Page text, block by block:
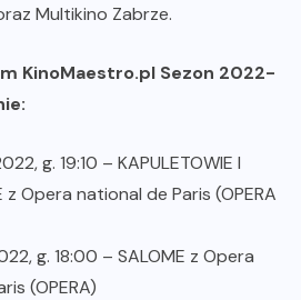
Multikino Zabrze.
KinoMaestro.pl Sezon 2022-
g. 19:10 – KAPULETOWIE I
z Opera national de Paris (OPERA
g. 18:00 – SALOME z Opera
(OPERA)